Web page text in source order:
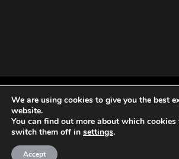
Copyright © 2025. All rights
We are using cookies to give you the best
website.
You can find out more about which cookies
switch them off in settings.
Accept